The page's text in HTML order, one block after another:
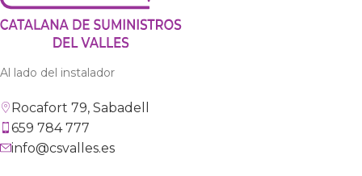
Al lado del instalador
Rocafort 79, Sabadell
659 784 777
info@csvalles.es